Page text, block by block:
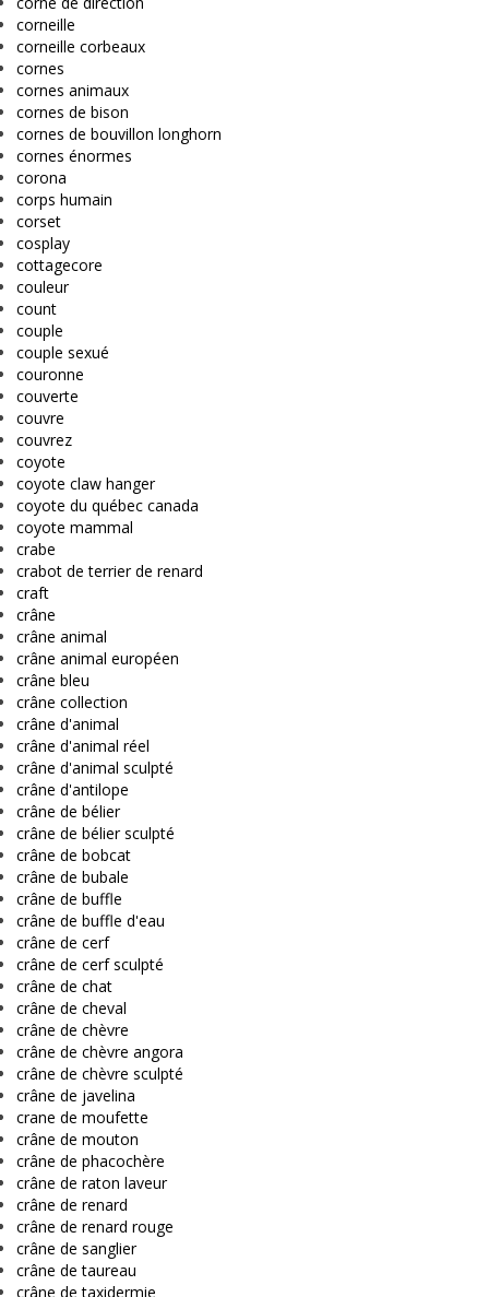
corneille
corneille corbeaux
cornes
cornes animaux
cornes de bison
cornes de bouvillon longhorn
cornes énormes
corona
corps humain
corset
cosplay
cottagecore
couleur
count
couple
couple sexué
couronne
couverte
couvre
couvrez
coyote
coyote claw hanger
coyote du québec canada
coyote mammal
crabe
crabot de terrier de renard
craft
crâne
crâne animal
crâne animal européen
crâne bleu
crâne collection
crâne d'animal
crâne d'animal réel
crâne d'animal sculpté
crâne d'antilope
crâne de bélier
crâne de bélier sculpté
crâne de bobcat
crâne de bubale
crâne de buffle
crâne de buffle d'eau
crâne de cerf
crâne de cerf sculpté
crâne de chat
crâne de cheval
crâne de chèvre
crâne de chèvre angora
crâne de chèvre sculpté
crâne de javelina
crane de moufette
crâne de mouton
crâne de phacochère
crâne de raton laveur
crâne de renard
crâne de renard rouge
crâne de sanglier
crâne de taureau
crâne de taxidermie